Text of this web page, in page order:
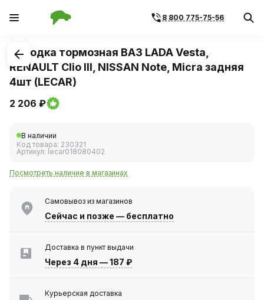
8 800 775-75-56
1/4
Колодка тормозная ВАЗ LADA Vesta,
RENAULT Clio III, NISSAN Note, Miсra задняя
4шт (LECAR)
2 206 ₽
В наличии
Код товара: 230321
Артикул: lecar018080402
Посмотреть наличие в магазинах
Самовывоз из магазинов
Сейчас и позже — бесплатно
Доставка в пункт выдачи
Через 4 дня —187 ₽
Курьерская доставка